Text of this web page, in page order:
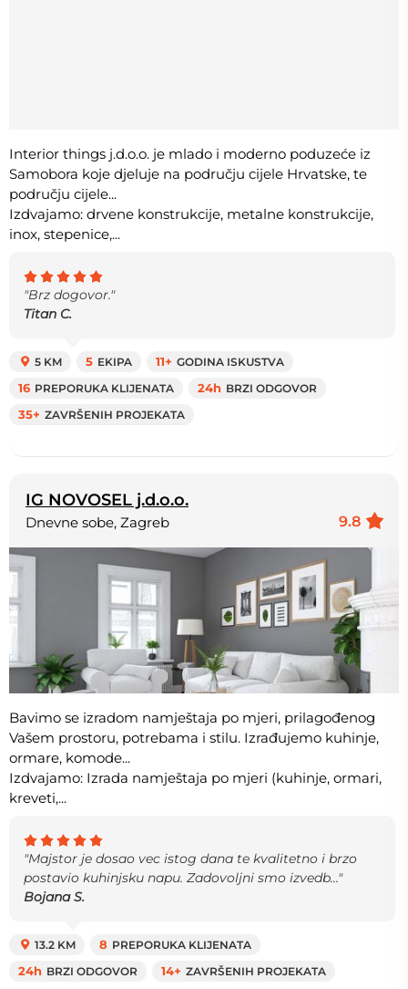
Interior things j.d.o.o. je mlado i moderno poduzeće iz
Samobora koje djeluje na području cijele Hrvatske, te
području cijele...
Izdvajamo: drvene konstrukcije, metalne konstrukcije,
inox, stepenice,...
"Brz dogovor."
Titan C.
5 KM 5 EKIPA 11+ GODINA ISKUSTVA
16 PREPORUKA KLIJENATA 24h BRZI ODGOVOR
35+ ZAVRŠENIH PROJEKATA
IG NOVOSEL j.d.o.o.
9.8
Dnevne sobe, Zagreb
Bavimo se izradom namještaja po mjeri, prilagođenog
Vašem prostoru, potrebama i stilu. Izrađujemo kuhinje,
ormare, komode...
Izdvajamo: Izrada namještaja po mjeri (kuhinje, ormari,
kreveti,...
"Majstor je dosao vec istog dana te kvalitetno i brzo
postavio kuhinjsku napu. Zadovoljni smo izvedb..."
Bojana S.
13.2 KM 8 PREPORUKA KLIJENATA
24h BRZI ODGOVOR 14+ ZAVRŠENIH PROJEKATA